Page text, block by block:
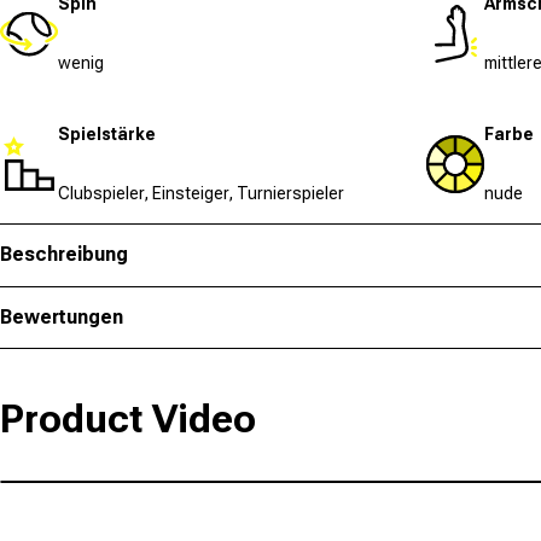
wenig mittlere
Spielstärke
Clubspieler, Einsteiger, Turnierspieler
Farbe
nude
Beschreibung
Bewertungen
Product Video